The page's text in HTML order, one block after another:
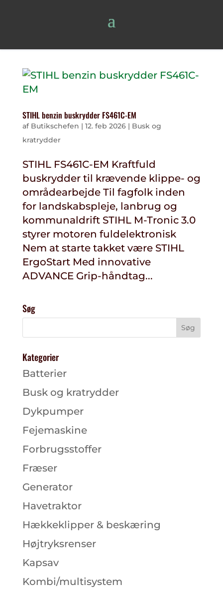
STIHL benzin buskrydder FS461C-EM
af Butikschefen | 12. feb 2026| Busk og
kratrydder
STIHL FS461C-EM Kraftfuld
buskrydder til krævende klippe- og
områdearbejde Til fagfolk inden
for landskabspleje, lanbrug og
kommunaldrift STIHL M-Tronic 3.0
styrer motoren fuldelektronisk
Nem at starte takket være STIHL
ErgoStart Med innovative
ADVANCE Grip-håndtag...
Søg
Kategorier
Batterier
Busk og kratrydder
Dykpumper
Fejemaskine
Forbrugsstoffer
Fræser
Generator
Havetraktor
Hækkeklipper & beskæring
Højtryksrenser
Kapsav
Kombi/multisystem